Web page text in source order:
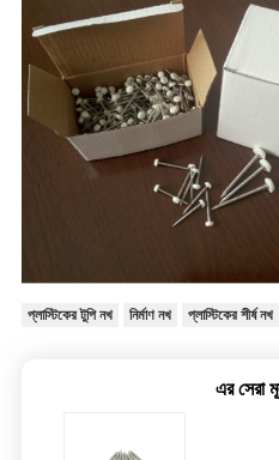
প্লাস্টিকের টুপি নখ নির্মাণ নখ প্লাস্টিকের শীর্ষ নখ
এর সেরা